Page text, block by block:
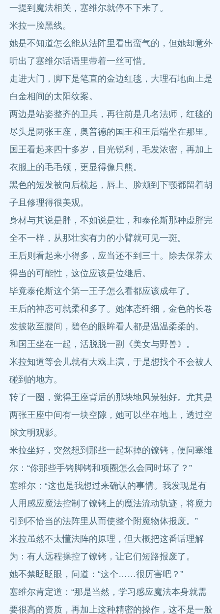
一提到魔法相关，塞维尔就停不下来了。
米拉一脸黑线。
她是不知道怎么能从法阵里看出蛮气的，但她却意外
听出了塞维尔话语里带着一丝可惜。
走进大门，脚下是笔直的金边红毯，大理石地面上是
白金相间的太阳纹案。
两边是站姿整齐的卫兵，再往前是几名法师，红毯的
尽头是两张王座，奥普德的国王和王后端坐在那里。
国王看起来四十多岁，目光锐利，毛发浓密，再加上
衣服上的毛毛领，更显得像只熊。
黑色的短发被向后梳起，唇上、脸颊到下颚都留着胡
子且修理得很美观。
身材与其说是胖，不如说是壮，和泰伦斯那种虚胖完
全不一样，从那壮实有力的小臂就可见一斑。
王后则看起来小得多，应当还不到三十。除去保养太
得当的可能性，这位应该是位继后。
毕竟泰伦斯这个第一王子怎么看都应该成年了。
王后的神态可就柔和多了。她体态纤细，金色的长卷
发披散至腰间，碧色的眼眸看人都是温温柔柔的。
和国王坐在一起，活脱脱一副《美女与野兽》。
米拉知道等会儿就有大戏上演，于是想找个不会被人
碰到的地方。
转了一圈，觉得王座背后的那块地风景独好。尤其是
两张王座中间有一块空隙，她可以坐在地上，透过空
隙文明观影。
米拉坐好，突然想到那些一起坏掉的镣铐，便问塞维
尔：“你那些手铐脚铐和项圈怎么会同时坏了？”
塞维尔：“这也是我想过来确认的事情。我发现是有
人用感应魔法控制了镣铐上的魔法流动轨迹，将魔力
引到不恰当的法阵里从而使整个附魔物体报废。”
米拉虽然不太懂法阵的原理，但大概把这番话理解
为：有人远程操控了镣铐，让它们短路报废了。
她不禁眨眨眼，问道：“这个……很厉害吧？”
塞维尔肯定道：“那是当然，学习感应魔法本身就需
要很高的资质，再加上这种精密的操作，这不是一般